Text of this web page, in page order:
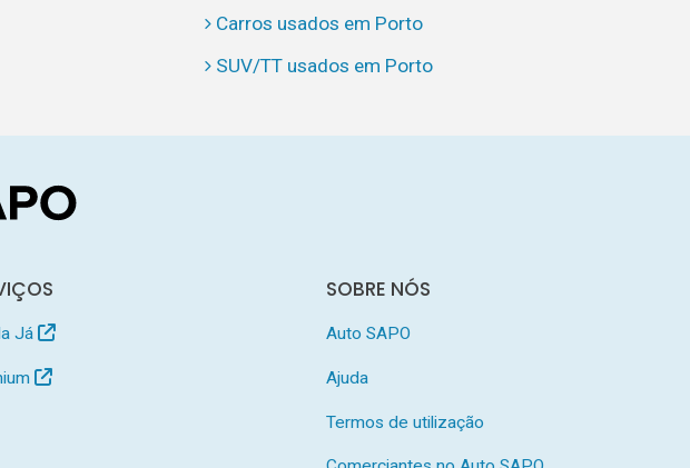
Carros usados em Porto
SUV/TT usados em Porto
Já
SOBRE NÓS
Auto SAPO
Ajuda
Termos de utilização